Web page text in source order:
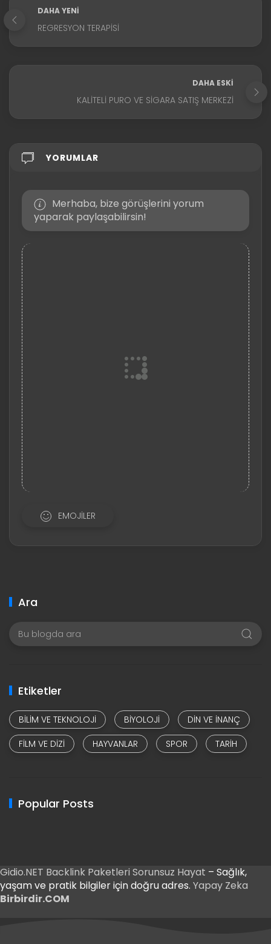
DAHA YENI
REGRESYON TERAPISI
DAHA ESKI
KALITELI PURO VE SIGARA SATIŞ MERKEZI
YORUMLAR
Merhaba, bize görüşlerini yorum
yaparak paylaşabilirsin!
EMOJILER
Ara
Etiketler
BILIM VE TEKNOLOJI BIYOLOJI
DIN VE INANÇ
FILM VE DIZI
HAYVANLAR SPOR TARIH
Popular Posts
Gidio.NET Backlink Paketleri Sorunsuz Hayat – Sağlık,
yaşam ve pratik bilgiler için doğru adres. Yapay Zeka
Birbirdir.COM